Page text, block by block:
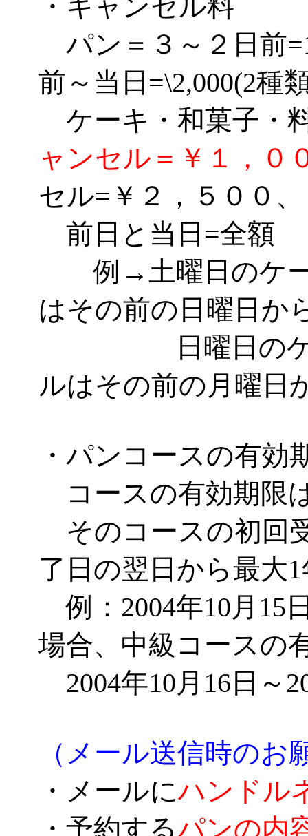
・キャンセル料
パン＝３～２日前
前～当日=\2,000(2種
ケーキ・和菓子
ャンセル＝￥１，０
セル=￥２，５００、
前日と当日=全額
例→土曜日のケー
はその前の日曜日か
日曜日のケー
ルはその前の月曜日
・パンコースの有効
コースの有効期限
そのコースの初回
了日の翌日から最大
例：2004年10月15
場合、中級コースの
2004年10月16日～
（メール送信時のお
・メールにハンドル
・予約するパンの内